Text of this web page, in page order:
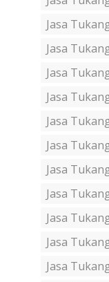
Jasa
Jasa
Jasa
Jasa
Jasa
Jasa
Jasa
Jasa
Jasa
Jasa
Jasa